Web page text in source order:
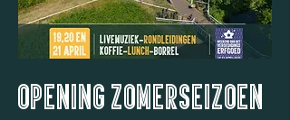
Opening zomerseizoen